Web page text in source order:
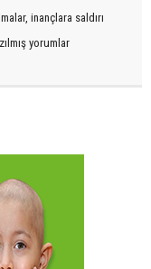
inançlara saldırı
yorumlar